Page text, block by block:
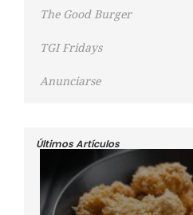
The Good Burger
TGI Fridays
Anunciarse
Últimos Artículos